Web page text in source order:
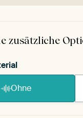
ist im
zusätzliche
Ohne